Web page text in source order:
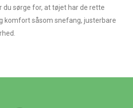
du sørge for, at tøjet har de rette
komfort såsom snefang, justerbare